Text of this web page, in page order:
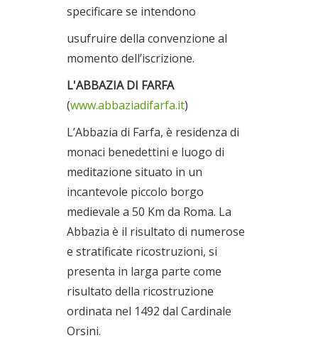
specificare se intendono
usufruire della convenzione al
momento dell’iscrizione.
L'ABBAZIA DI FARFA
(www.abbaziadifarfa.it)
L’Abbazia di Farfa, è residenza di
monaci benedettini e luogo di
meditazione situato in un
incantevole piccolo borgo
medievale a 50 Km da Roma. La
Abbazia è il risultato di numerose
e stratificate ricostruzioni, si
presenta in larga parte come
risultato della ricostruzione
ordinata nel 1492 dal Cardinale
Orsini.